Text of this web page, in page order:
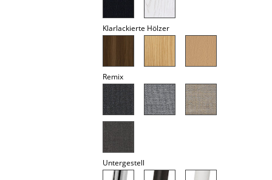
Nachttische & Bettzubehör
Klarlackierte Hölzer
Remix
Untergestell